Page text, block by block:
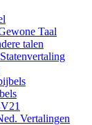
Taal
talen
Vertalingen